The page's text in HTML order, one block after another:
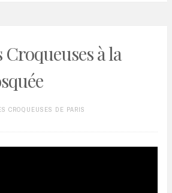
Croqueuses à la
CROQUEUSES DE PARIS